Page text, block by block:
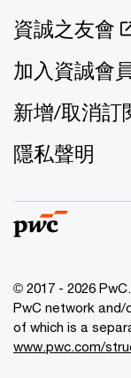
資誠之友會
加入資誠會
新增/取消訂
隱私聲明
© 2017 - 2026
PwC network
of which is a
www.pwc.com/